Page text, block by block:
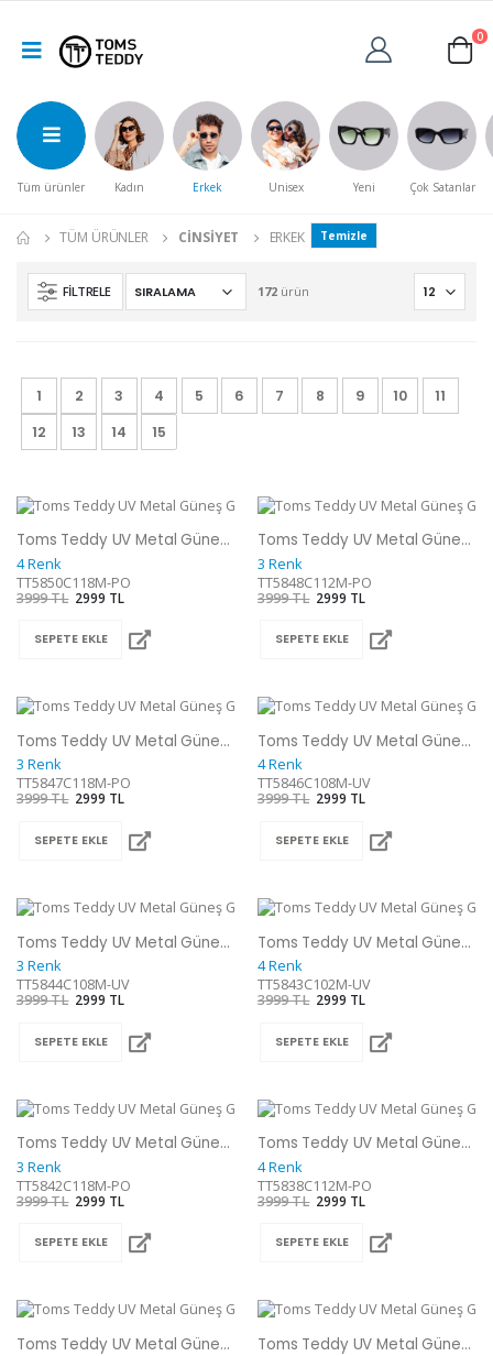
0
Tüm ürünler Kadın Erkek Unisex Yeni Çok Satanlar
TÜM ÜRÜNLER CINSIYET ERKEK Temizle
FILTRELE 172 ürün
1 2 3 4 5 6 7 8 9 10
11
12
13 14 15
Toms Teddy UV Metal Güneş Gözlüğü
4 Renk
TT5850C118M-PO
3999 TL 2999 TL
SEPETE EKLE
Toms Teddy UV Metal Güneş Gözlüğü
3 Renk
TT5848C112M-PO
3999 TL 2999 TL
SEPETE EKLE
Toms Teddy UV Metal Güneş Gözlüğü
3 Renk
TT5847C118M-PO
3999 TL 2999 TL
SEPETE EKLE
Toms Teddy UV Metal Güneş Gözlüğü
4 Renk
TT5846C108M-UV
3999 TL 2999 TL
SEPETE EKLE
Toms Teddy UV Metal Güneş Gözlüğü
3 Renk
TT5844C108M-UV
3999 TL 2999 TL
SEPETE EKLE
Toms Teddy UV Metal Güneş Gözlüğü
4 Renk
TT5843C102M-UV
3999 TL 2999 TL
SEPETE EKLE
Toms Teddy UV Metal Güneş Gözlüğü
3 Renk
TT5842C118M-PO
3999 TL 2999 TL
SEPETE EKLE
Toms Teddy UV Metal Güneş Gözlüğü
4 Renk
TT5838C112M-PO
3999 TL 2999 TL
SEPETE EKLE
Toms Teddy UV Metal Güneş Gözlüğü Toms Teddy UV Metal Güneş Gözlüğü